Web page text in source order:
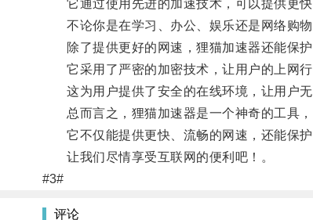
它通过使用先进的加速技术，可以提供更快
不论你是在学习、办公、娱乐还是网络购物
除了提供更好的网速，狸猫加速器还能保护
它采用了严密的加密技术，让用户的上网行
这为用户提供了安全的在线环境，让用户无
总而言之，狸猫加速器是一个神奇的工具，
它不仅能提供更快、流畅的网速，还能保护
让我们尽情享受互联网的便利吧！。
#3#
评论